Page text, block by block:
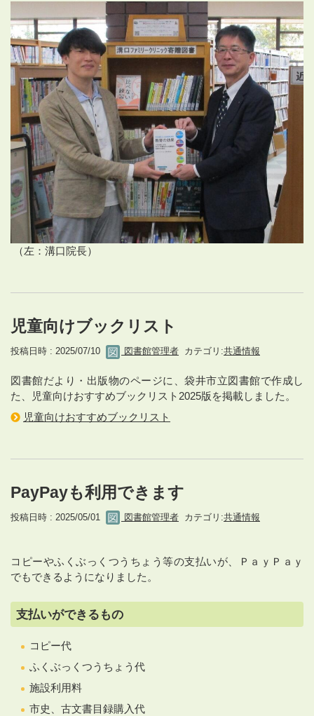
（左：溝口院長）
児童向けブックリスト
投稿日時 : 2025/07/10 図書館管理者 カテゴリ:共通情報
図書館だより・出版物のページに、袋井市立図書館で作成し
た、児童向けおすすめブックリスト2025版を掲載しました。
児童向けおすすめブックリスト
PayPayも利用できます
投稿日時 : 2025/05/01 図書館管理者 カテゴリ:共通情報
コピーやふくぶっくつうちょう等の支払いが、ＰａｙＰａｙ
でもできるようになりました。
支払いができるもの
コピー代
ふくぶっくつうちょう代
施設利用料
市史、古文書目録購入代